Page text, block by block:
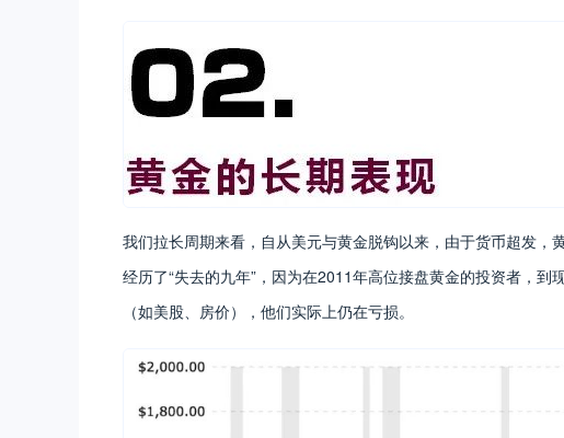
我们拉长周期来看，自从美元与黄金脱钩以来，由于货币超发
经历了“失去的九年”，因为在2011年高位接盘黄金的投资者，
（如美股、房价），他们实际上仍在亏损。